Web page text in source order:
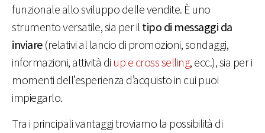
funzionale allo sviluppo delle vendite. È uno
strumento versatile, sia per il tipo di messaggi da
inviare(relativi al lancio di promozioni, sondaggi,
informazioni, attività di up e cross selling, ecc.), sia per i
momenti dell’esperienza d’acquisto in cui puoi
impiegarlo.
Tra i principali vantaggi troviamo la possibilità di